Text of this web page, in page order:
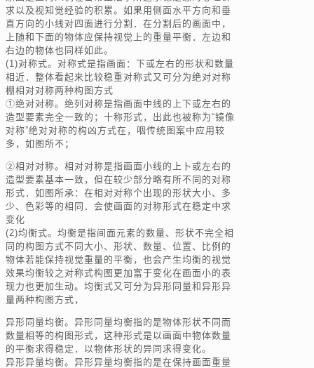
求以及视知觉经验的积累。如果用侧面水平方向和垂
直方向的小线对四面进行分割．在分割后的画面中，
上随和下面的物体应保持视觉上的重量平衡．左边和
右边的物体也同样如此。
(1)对称式。对称式是指画面：下或左右的形状和数量
相近．整体看起来比较稳重对称式又可分为绝对对称
棚相对对称两种构图方式
①绝对对称。绝列对称是指画面中线的上下或左右的
造型要素完全一致的；十称形式，出此也被称为“镜像
对称”绝对对称的构凶方式在，咽传统图案中应用较
多，如图所不；
②相对对称。相对对称是指画面小线的上卜或左右的
造型要素基本一致，但在较少部分略有所不同的对称
形式．如图所承：在相对对称个出现的形状大小、多
少、色彩等的相同．会使画面的对称形式在稳定中求
变化
(2)均衡式。均衡是指间面元素的数量、形状不完全相
同的构图方式不同大小、形状、数量、位置、比例的
物体若能保持视觉重量的平衡，也会产生均衡的视觉
效果均衡较之对称式构图更加富于变化在画面小的表
现力也更加生动。均衡式又可分为异形同量和异形异
量两种构图方式，
异形同量均衡。异形同量均衡指的是物体形状不同而
数量相等的构图形式，这种形式是以画面中物体数量
的平衡求得稳定．以物体形状的异同求得变化。
异形异量均衡。异形异量均衡指的是在保持画面重量